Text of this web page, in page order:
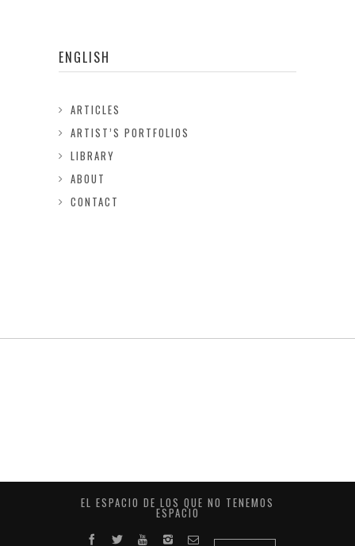
ENGLISH
ARTICLES
ARTIST’S PORTFOLIOS
LIBRARY
ABOUT
CONTACT
EL ESPACIO DE LOS QUE NO TENEMOS
ESPACIO